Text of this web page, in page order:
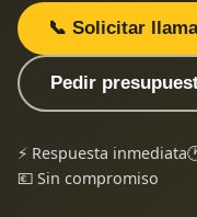
📞 Solicitar
Pedir
⚡ Respuesta inmediata
💶 Sin compromiso